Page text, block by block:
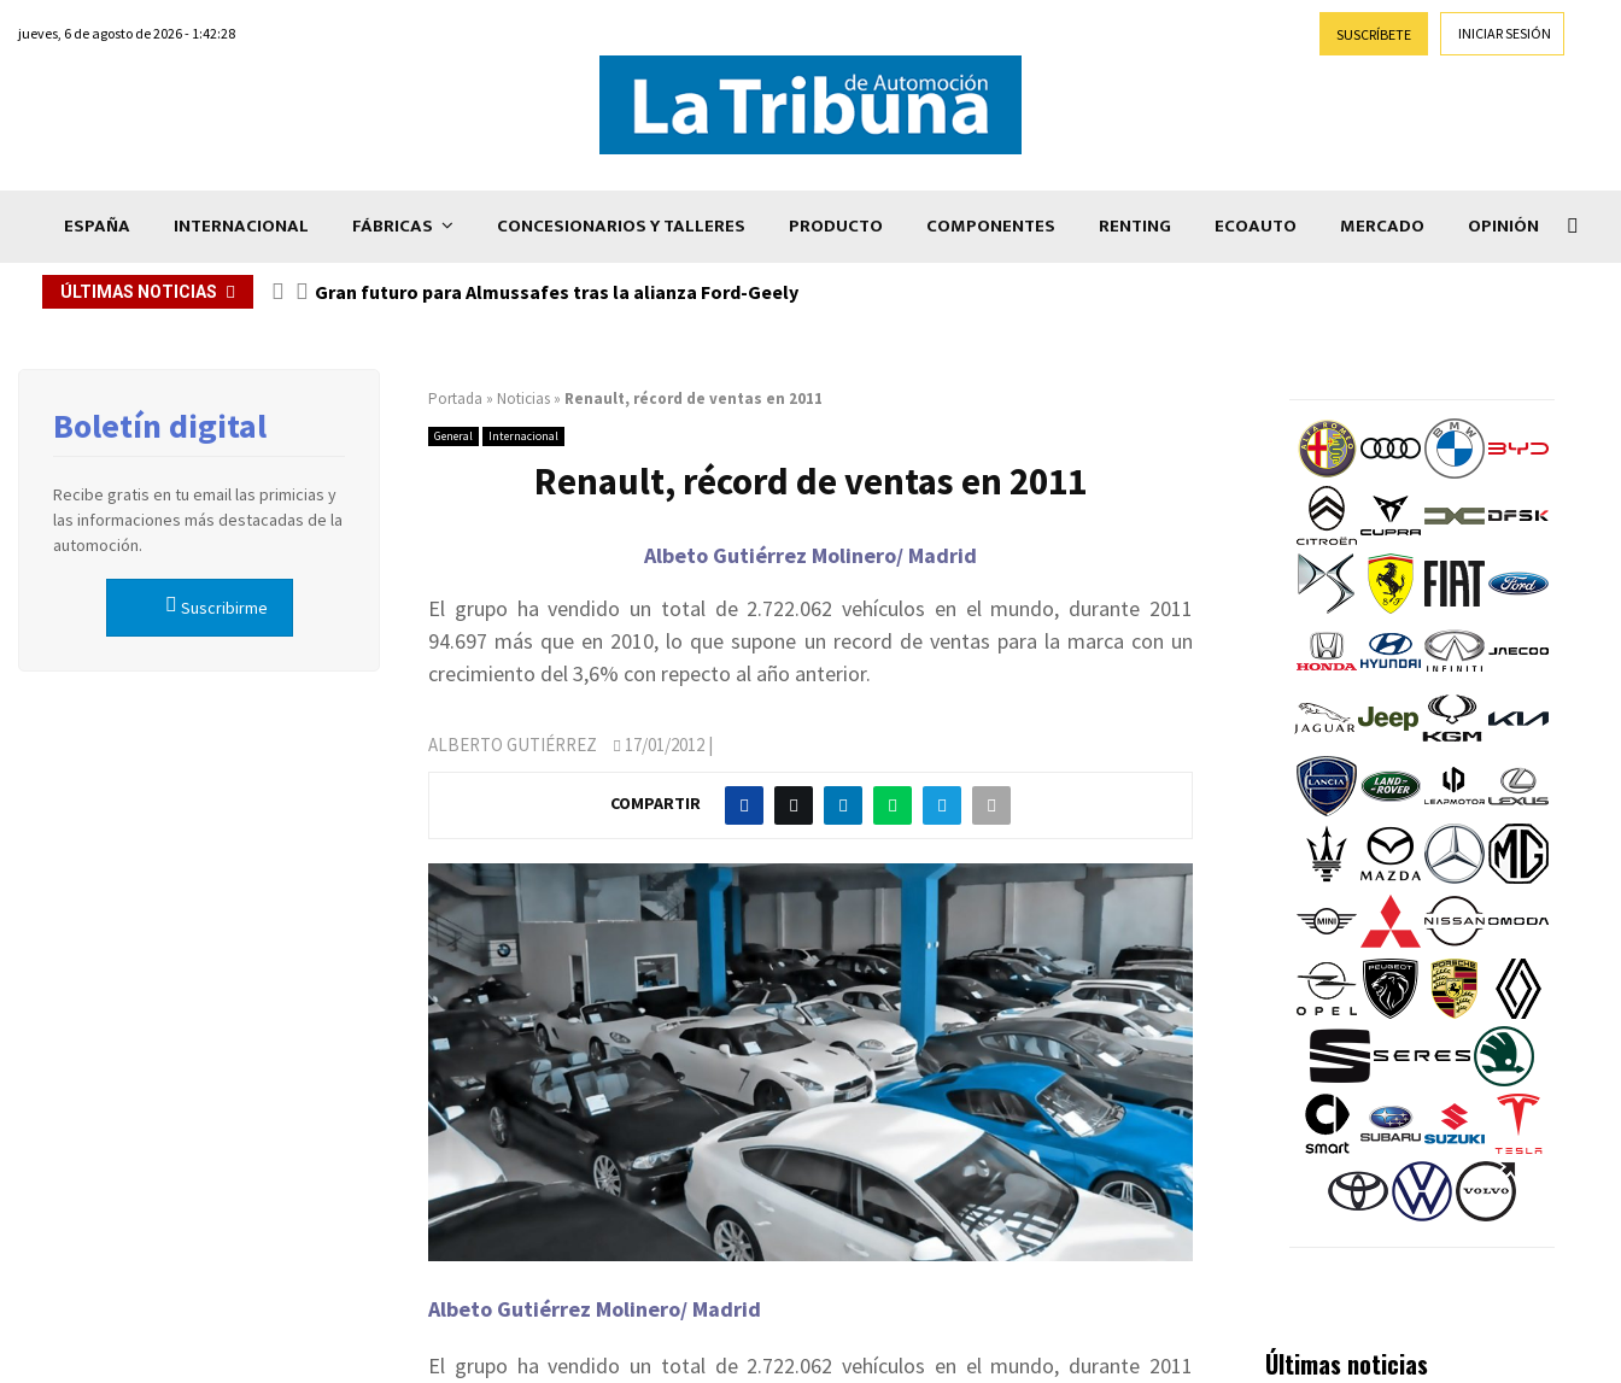
jueves, 6 de agosto de 2026 - 1:42:28 SUSCRÍBETE INICIAR SESIÓN
ESPAÑA INTERNACIONAL FÁBRICAS CONCESIONARIOS Y TALLERES PRODUCTO COMPONENTES RENTING ECOAUTO MERCADO OPINIÓN
ÚLTIMAS NOTICIAS Gran futuro para Almussafes tras la alianza Ford-Geely
Portada » Noticias » Renault, récord de ventas en 2011
General Internacional
Renault, récord de ventas en 2011
Albeto Gutiérrez Molinero/ Madrid
El grupo ha vendido un total de 2.722.062 vehículos en el mundo, durante 2011
94.697 más que en 2010, lo que supone un record de ventas para la marca con un
crecimiento del 3,6% con repecto al año anterior.
ALBERTO GUTIÉRREZ 17/01/2012 |
COMPARTIR
Albeto Gutiérrez Molinero/ Madrid
El grupo ha vendido un total de 2.722.062 vehículos en el mundo, durante 2011
Boletín digital
Recibe gratis en tu email las primicias y
las informaciones más destacadas de la
automoción.
Suscribirme
Últimas noticias